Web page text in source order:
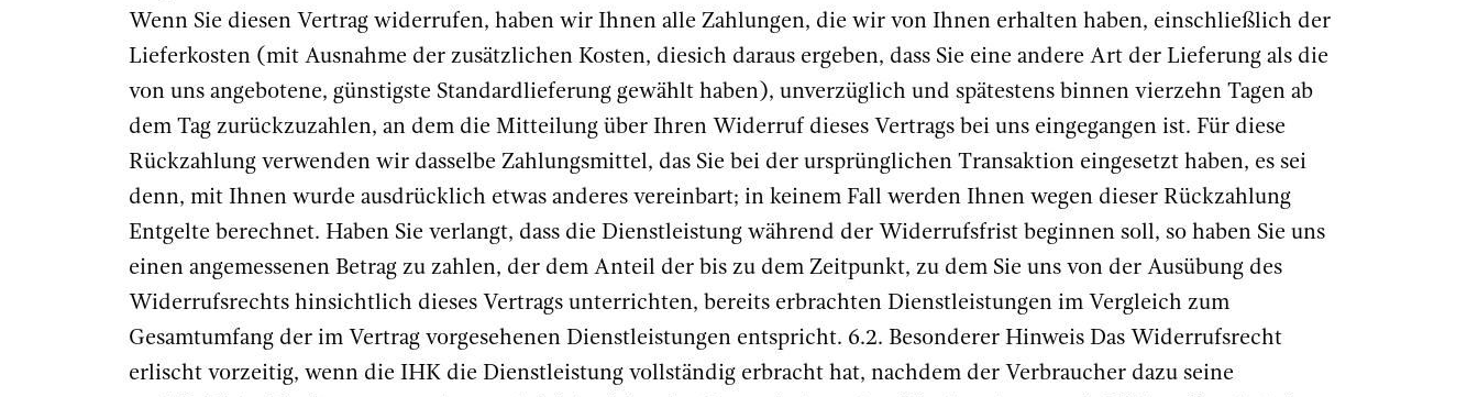
Wenn Sie diesen Vertrag widerrufen, haben wir Ihnen alle Zahlungen, die wir von Ihnen erhalten haben, einschließlich der
Lieferkosten (mit Ausnahme der zusätzlichen Kosten, diesich daraus ergeben, dass Sie eine andere Art der Lieferung als die
von uns angebotene, günstigste Standardlieferung gewählt haben), unverzüglich und spätestens binnen vierzehn Tagen ab
dem Tag zurückzuzahlen, an dem die Mitteilung über Ihren Widerruf dieses Vertrags bei uns eingegangen ist. Für diese
Rückzahlung verwenden wir dasselbe Zahlungsmittel, das Sie bei der ursprünglichen Transaktion eingesetzt haben, es sei
denn, mit Ihnen wurde ausdrücklich etwas anderes vereinbart; in keinem Fall werden Ihnen wegen dieser Rückzahlung
Entgelte berechnet. Haben Sie verlangt, dass die Dienstleistung während der Widerrufsfrist beginnen soll, so haben Sie uns
einen angemessenen Betrag zu zahlen, der dem Anteil der bis zu dem Zeitpunkt, zu dem Sie uns von der Ausübung des
Widerrufsrechts hinsichtlich dieses Vertrags unterrichten, bereits erbrachten Dienstleistungen im Vergleich zum
Gesamtumfang der im Vertrag vorgesehenen Dienstleistungen entspricht. 6.2. Besonderer Hinweis Das Widerrufsrecht
erlischt vorzeitig, wenn die IHK die Dienstleistung vollständig erbracht hat, nachdem der Verbraucher dazu seine